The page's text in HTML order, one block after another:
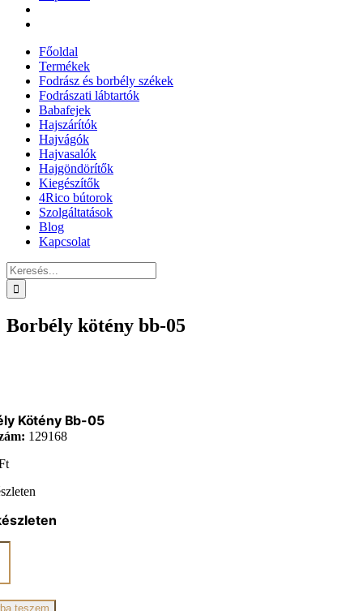
Főoldal
Termékek
Fodrász és borbély székek
Fodrászati lábtartók
Babafejek
Hajszárítók
Hajvágók
Hajvasalók
Hajgöndörítők
Kiegészítők
4Rico bútorok
Szolgáltatások
Blog
Kapcsolat
Keresés...
Borbély kötény bb-05
Kötény Bb-05
129168
teszem